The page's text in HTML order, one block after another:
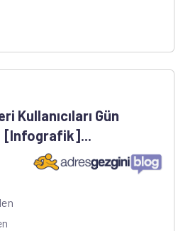
Kullanıcıları Gün
[Infografik]...